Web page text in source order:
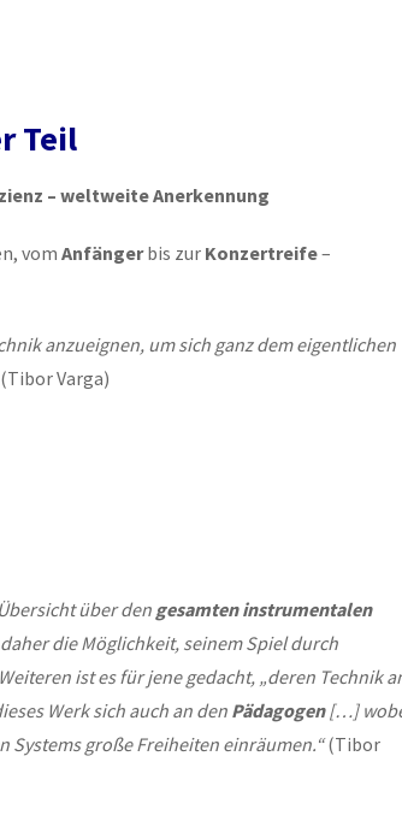
Teil
– weltweite Anerkennung
vomAnfängerbis zur Konzertreife–
anzueignen, um sich ganz dem eigentlichen
Varga)
über den gesamten instrumentalen
die Möglichkeit, seinem Spiel durch
ist es für jene gedacht, „deren Technik
Werk sich auch an den Pädagogen[…]
Systems große Freiheiten einräumen.“(Tibor